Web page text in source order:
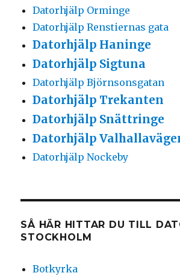
Datorhjälp Orminge
Datorhjälp Renstiernas gata
Datorhjälp Haninge
Datorhjälp Sigtuna
Datorhjälp Björnsonsgatan
Datorhjälp Trekanten
Datorhjälp Snättringe
Datorhjälp
Datorhjälp Nockeby
SÅ HÄR HITTAR DU TILL
STOCKHOLM
Botkyrka